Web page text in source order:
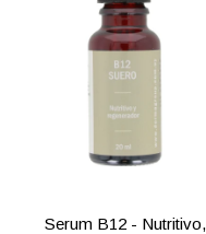
Serum B12 - Nutritivo,